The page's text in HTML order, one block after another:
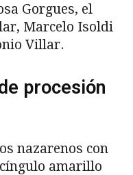
Gorgues, el
Marcelo Isoldi
Villar.
procesión
nazarenos con
amarillo